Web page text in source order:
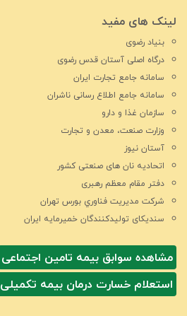
لینک های مفید
بنیاد رضوی
درگاه اصلی آستان قدس رضوی
سامانه جامع تجارت ایران
سامانه جامع اطلاع رسانی ناشران
سازمان غذا و دارو
وزارت صنعت، معدن و تجارت
آستان نیوز
اتحادیه نان های صنعتی کشور
دفتر مقام معظم رهبری
شركت مديريت فناوري بورس تهران
سندیکای تولیدکنندگان خمیرمایه ایران
مشاهده سوابق بیمه تامین اجتماعی
استعلام خسارت درمان بیمه تکمیلی